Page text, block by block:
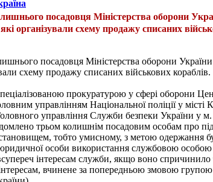
посадовця Міністерства оборони
організували схему продажу списаних
посадовця Міністерства оборони України
схему продажу списаних військових кораблів.
прокуратурою у сфері оборони
управлінням Національної поліції у місті
управління Служби безпеки України у м.
трьом колишнім посадовим особам про
тобто умисному, з метою одержання
особи використання службовою
інтересам служби, якщо воно спричинило
вчинене за попередньою змовою групою